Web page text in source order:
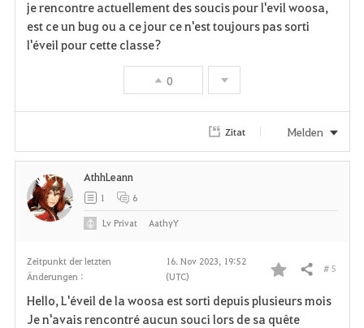
v
t
n
je rencontre actuellement des soucis pour l'evil woosa,
est ce un bug ou a ce jour ce n'est toujours pas sorti
l'éveil pour cette classe?
0
Zitat Melden
Zeitpunkt der letzten
Änderungen :
16. Nov 2023, 19:52
(UTC)
F
a
Teilen # 5
Hello, L'éveil de la woosa est sorti depuis plusieurs mois
Je n'avais rencontré aucun souci lors de sa quête
AthhLeann
1 6
LvPrivat AathyY